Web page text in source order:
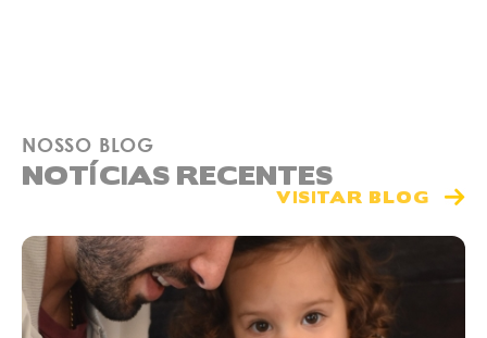
NOSSO BLOG
NOTÍCIAS RECENTES
VISITAR BLOG